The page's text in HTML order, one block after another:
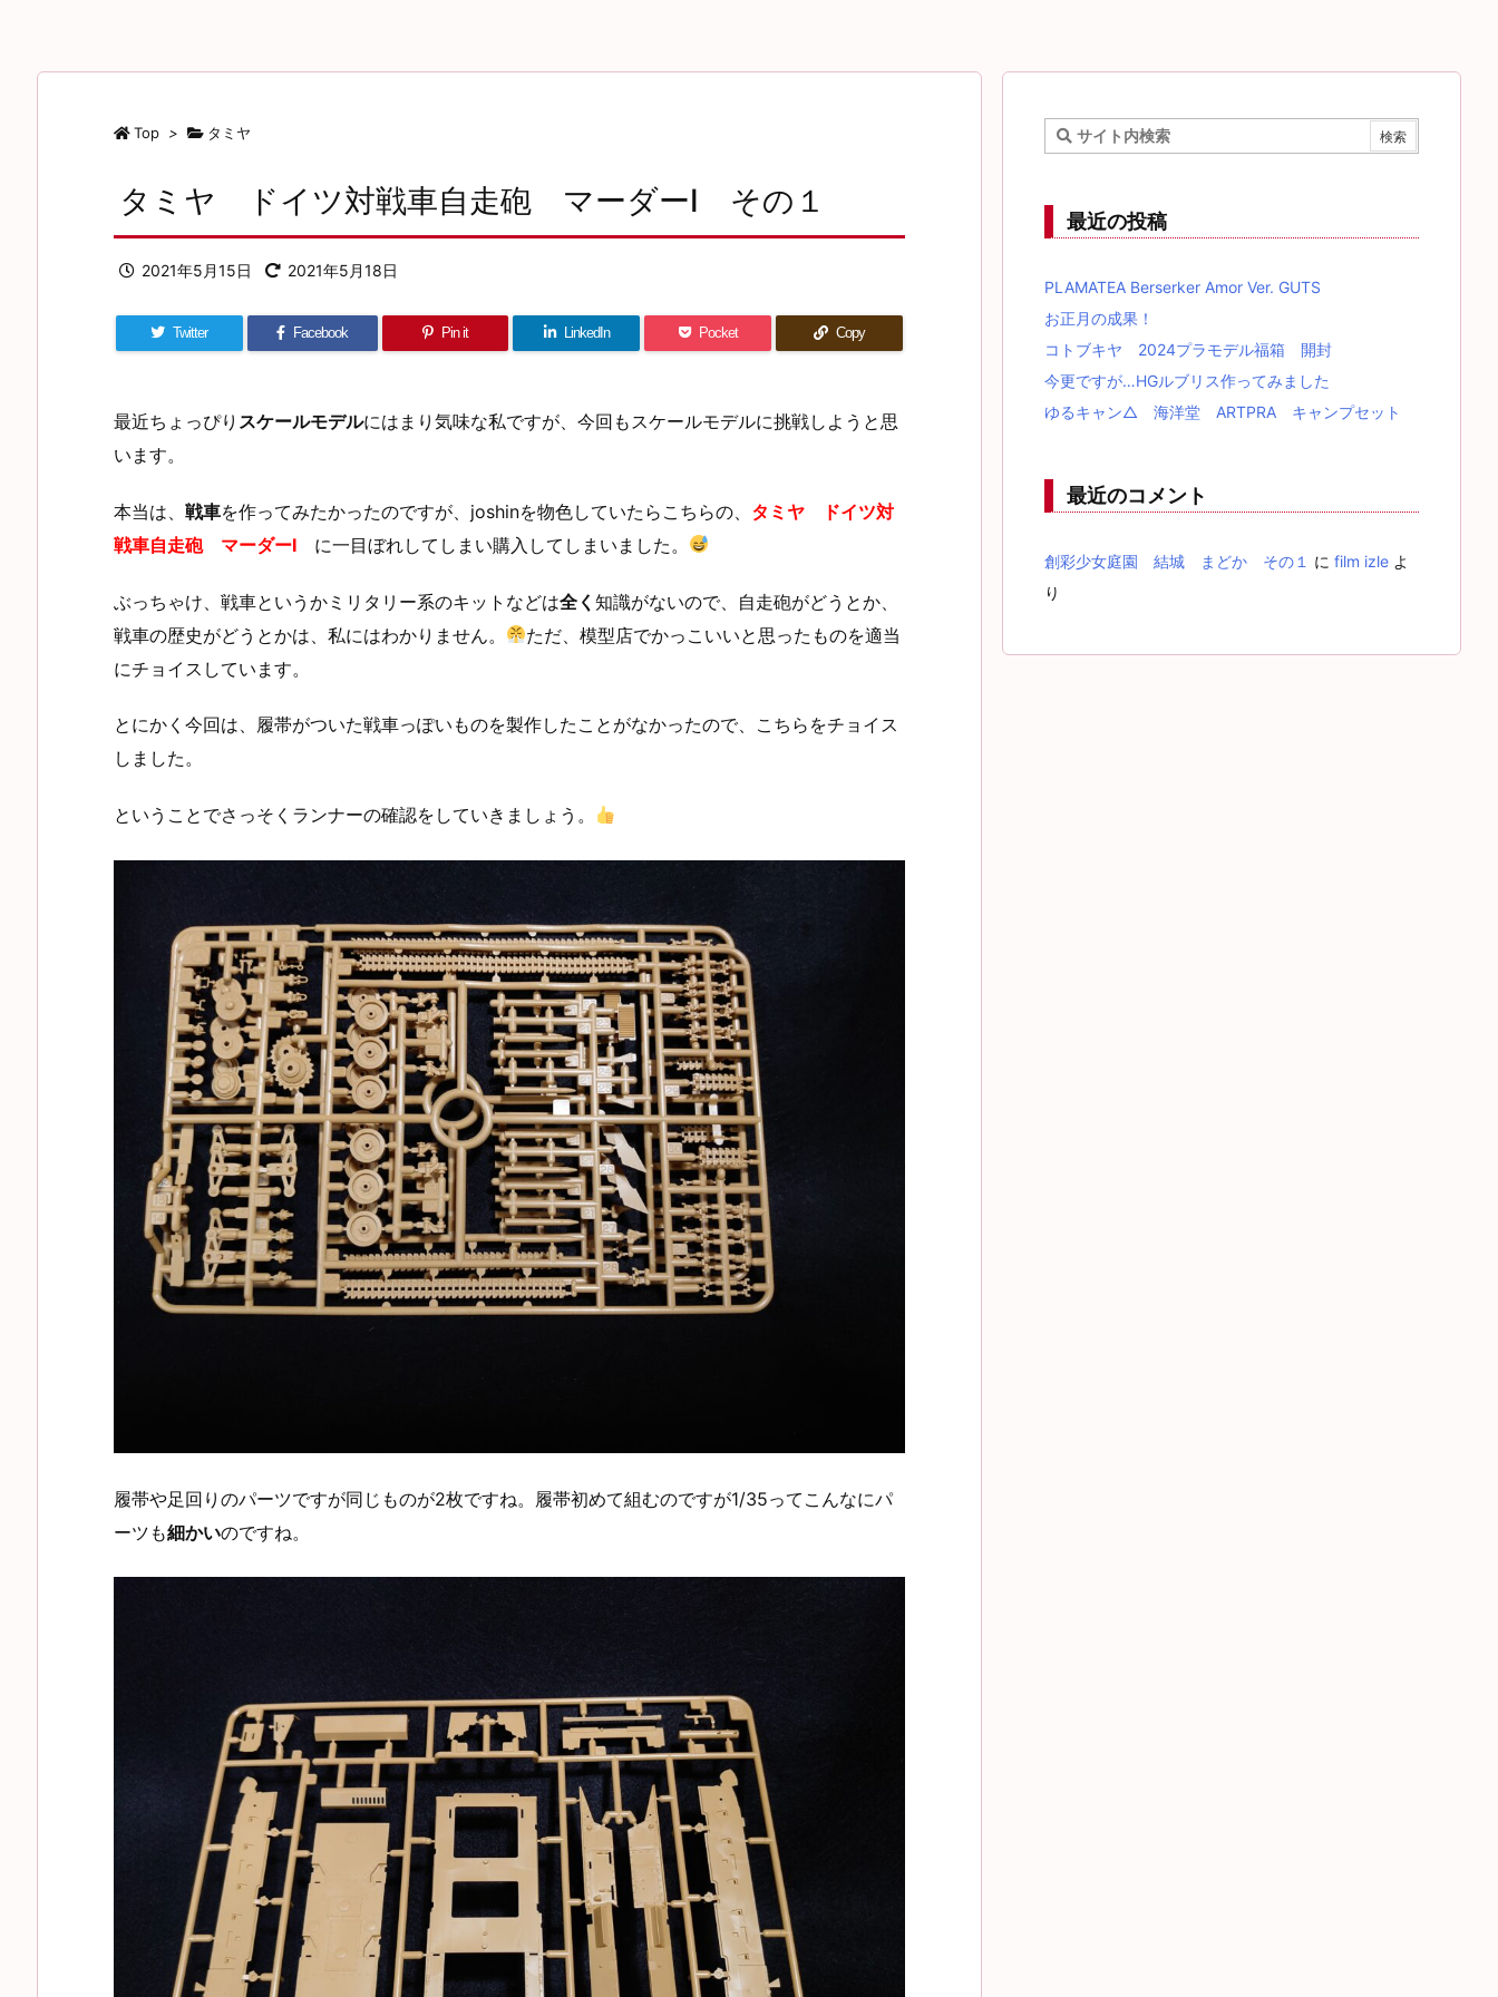
Top > タミヤ
タミヤ ドイツ対戦車自走砲 マーダーⅠ その１
2021年5月15日 2021年5月18日
Twitter Facebook Pin it LinkedIn Pocket Copy
最近ちょっぴり スケールモデルにはまり気味な私ですが、今回もスケールモデルに挑戦しようと思
います。
本当は、 戦車を作ってみたかったのですが、joshinを物色していたらこちらの、 タミヤ ドイツ対
戦車自走砲 マーダーⅠ に一目ぼれしてしまい購入してしまいました。
ぶっちゃけ、戦車というかミリタリー系のキットなどは全く 知識がないので、自走砲がどうとか、
戦車の歴史がどうとかは、私にはわかりません。
ただ、模型店でかっこいいと思ったものを適当
にチョイスしています。
とにかく今回は、履帯がついた戦車っぽいものを製作したことがなかったので、こちらをチョイス
しました。
ということでさっそくランナーの確認をしていきましょう。
履帯や足回りのパーツですが同じものが2枚ですね。履帯初めて組むのですが1/35ってこんなにパ
ーツも細かいのですね。
最近の投稿
PLAMATEA Berserker Amor Ver. GUTS
お正月の成果！
コトブキヤ 2024プラモデル福箱 開封
今更ですが…HGルブリス作ってみました
ゆるキャン△ 海洋堂 ARTPRA キャンプセット
最近のコメント
創彩少女庭園 結城 まどか その１ に film izle よ
り